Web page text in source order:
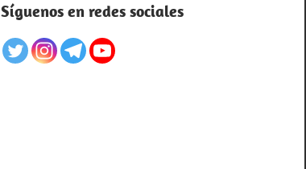
Síguenos en redes sociales